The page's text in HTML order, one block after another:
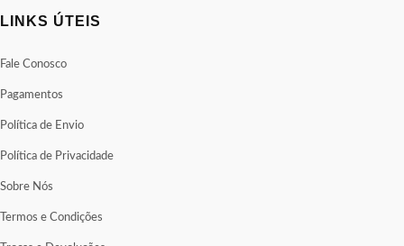
LINKS ÚTEIS
Fale Conosco
Pagamentos
Política de Envio
Política de Privacidade
Sobre Nós
Termos e Condições